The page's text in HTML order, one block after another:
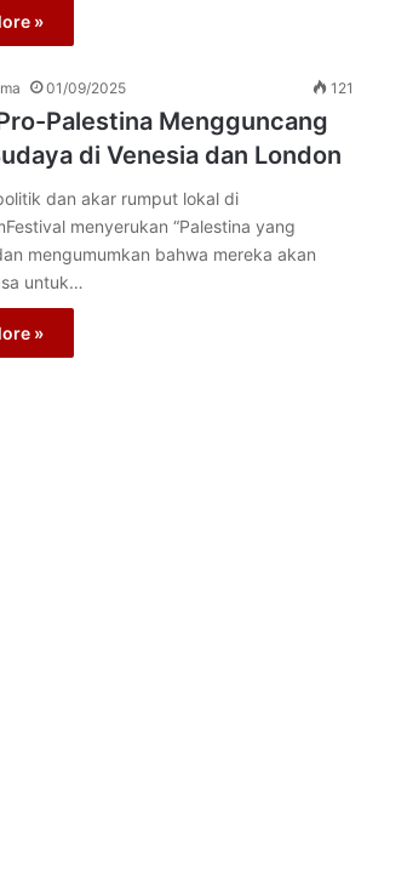
»
01/09/2025 121
Palestina Mengguncang
di Venesia dan London
dan akar rumput lokal di
menyerukan “Palestina yang
mengumumkan bahwa mereka akan
untuk…
»